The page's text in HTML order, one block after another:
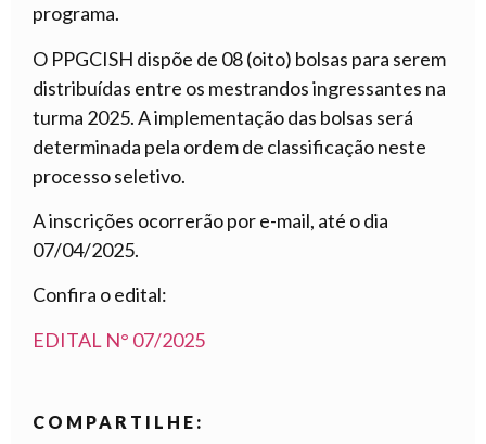
programa.
O PPGCISH dispõe de 08 (oito) bolsas para serem
distribuídas entre os mestrandos ingressantes na
turma 2025. A implementação das bolsas será
determinada pela ordem de classificação neste
processo seletivo.
A inscrições ocorrerão por e-mail, até o dia
07/04/2025.
Confira o edital:
EDITAL N° 07/2025
COMPARTILHE: